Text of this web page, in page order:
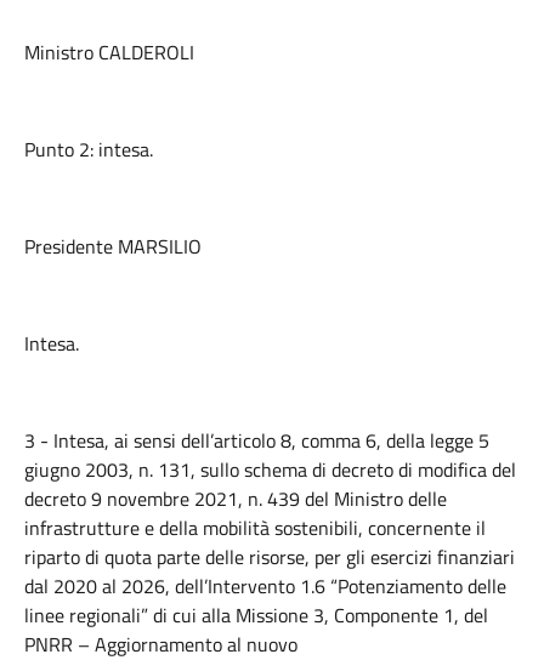
Ministro CALDEROLI
Punto 2: intesa.
Presidente MARSILIO
Intesa.
3 - Intesa, ai sensi dell’articolo 8, comma 6, della legge 5
giugno 2003, n. 131, sullo schema di decreto di modifica del
decreto 9 novembre 2021, n. 439 del Ministro delle
infrastrutture e della mobilità sostenibili, concernente il
riparto di quota parte delle risorse, per gli esercizi finanziari
dal 2020 al 2026, dell’Intervento 1.6 “Potenziamento delle
linee regionali” di cui alla Missione 3, Componente 1, del
PNRR – Aggiornamento al nuovo